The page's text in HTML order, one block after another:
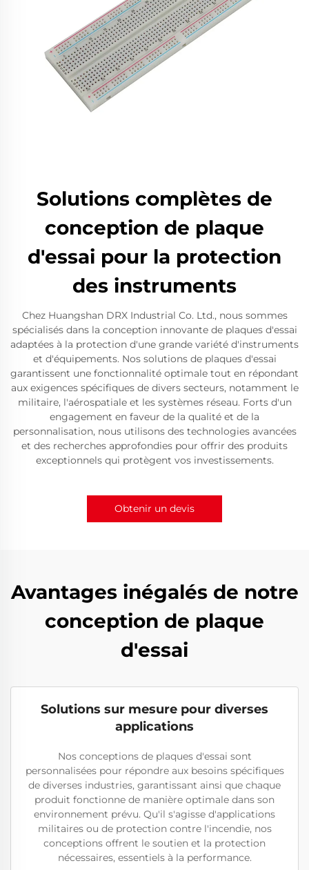
Solutions complètes de
conception de plaque
d'essai pour la protection
des instruments
Chez Huangshan DRX Industrial Co. Ltd., nous sommes
spécialisés dans la conception innovante de plaques d'essai
adaptées à la protection d'une grande variété d'instruments
et d'équipements. Nos solutions de plaques d'essai
garantissent une fonctionnalité optimale tout en répondant
aux exigences spécifiques de divers secteurs, notamment le
militaire, l'aérospatiale et les systèmes réseau. Forts d'un
engagement en faveur de la qualité et de la
personnalisation, nous utilisons des technologies avancées
et des recherches approfondies pour offrir des produits
exceptionnels qui protègent vos investissements.
Obtenir un devis
Avantages inégalés de notre
conception de plaque
d'essai
Solutions sur mesure pour diverses
applications
Nos conceptions de plaques d'essai sont
personnalisées pour répondre aux besoins spécifiques
de diverses industries, garantissant ainsi que chaque
produit fonctionne de manière optimale dans son
environnement prévu. Qu'il s'agisse d'applications
militaires ou de protection contre l'incendie, nos
conceptions offrent le soutien et la protection
nécessaires, essentiels à la performance.